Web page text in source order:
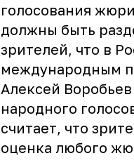
голосования
должны быть
зрителей, что в
международным
Алексей
народного
считает, что
оценка любого